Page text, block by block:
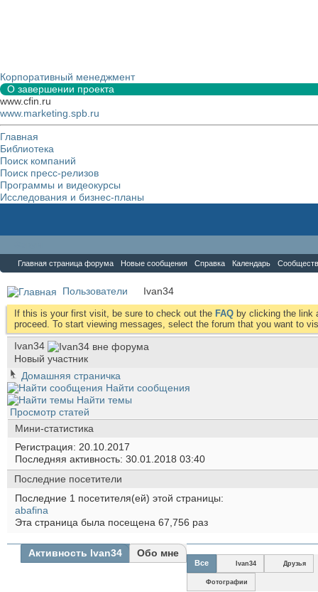
Корпоративный менеджмент
О завершении проекта
www.cfin.ru
www.marketing.spb.ru
Главная
Библиотека
Поиск компаний
Поиск пресс-релизов
Программы и видеокурсы
Исследования и бизнес-планы
Главная страница форума Новые сообщения Справка Календарь
Пользователи Ivan34
If this is your first visit, be sure to check out the FAQ by clicking the link
proceed. To start viewing messages, select the forum that you want to
Ivan34
Новый участник
Домашняя страничка
Найти сообщения
Найти темы
Просмотр статей
Мини-статистика
Регистрация
20.10.2017
Последняя активность 30.01.2018 03:40
Последние посетители
Последние 1 посетителя(ей) этой страницы:
abafina
Эта страница была посещена 67,756 раз
Активность Ivan34 Обо мне
Все Ivan34 Друзья
Фотографии